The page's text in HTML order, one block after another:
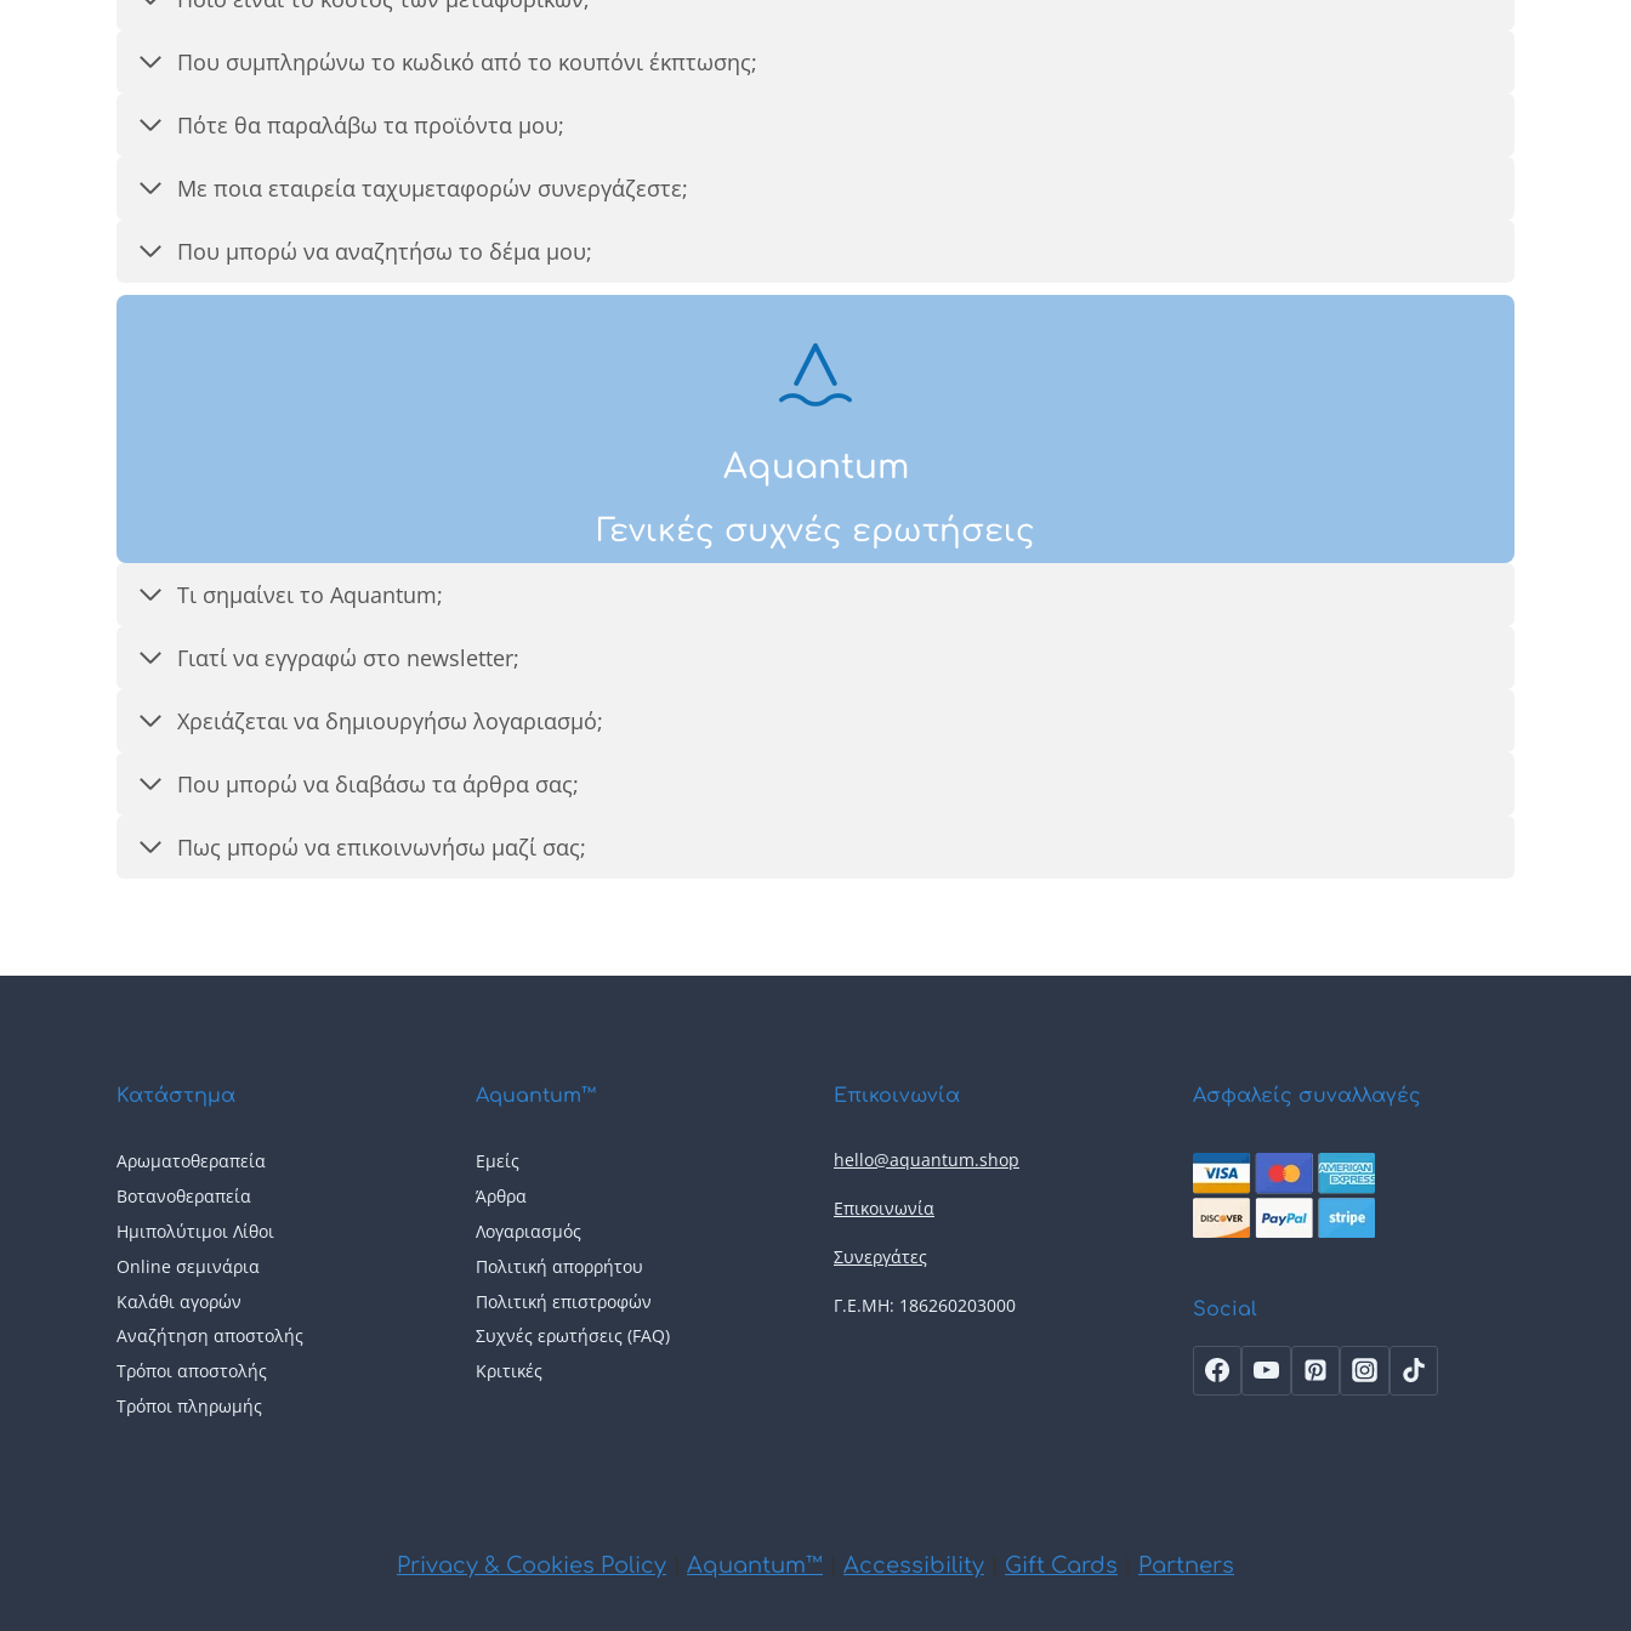
Που συμπληρώνω το κωδικό από το κουπόνι έκπτωσης;
Πότε θα παραλάβω τα προϊόντα μου;
Με ποια εταιρεία ταχυμεταφορών συνεργάζεστε;
Που μπορώ να αναζητήσω το δέμα μου;
Aquantum
Γενικές συχνές ερωτήσεις
Τι σημαίνει το Aquantum;
Γιατί να εγγραφώ στο newsletter;
Χρειάζεται να δημιουργήσω λογαριασμό;
Που μπορώ να διαβάσω τα άρθρα σας;
Πως μπορώ να επικοινωνήσω μαζί σας;
Κατάστημα
Αρωματοθεραπεία
Βοτανοθεραπεία
Ημιπολύτιμοι Λίθοι
Online σεμινάρια
Καλάθι αγορών
Αναζήτηση αποστολής
Τρόποι αποστολής
Τρόποι πληρωμής
Aquantum™
Εμείς
Άρθρα
Λογαριασμός
Πολιτική απορρήτου
Πολιτική επιστροφών
Συχνές ερωτήσεις (FAQ)
Κριτικές
Επικοινωνία
hello@aquantum.shop
Επικοινωνία
Συνεργάτες
Γ.Ε.ΜΗ: 186260203000
Ασφαλείς συναλλαγές
Social
Privacy & Cookies Policy Aquantum™ Accessibility Gift Cards Partners